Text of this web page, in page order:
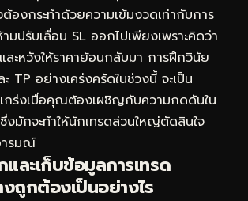
งกระทำด้วยความเข้มงวดเท่ากับการ
มปรับเลื่อน SL ออกไปเพียงเพราะคิดว่า
ละหวังให้ราคาย้อนกลับมา การฝึกวินัย
ะ TP อย่างเคร่งครัดในช่วงนี้ จะเป็น
กร่งเมื่อคุณต้องเผชิญกับความกดดันใน
งมักจะทำให้นักเทรดส่วนใหญ่ตัดสินใจ
รมณ์
ละเก็บข้อมูลการเทรด
ถูกต้องเป็นอย่างไร